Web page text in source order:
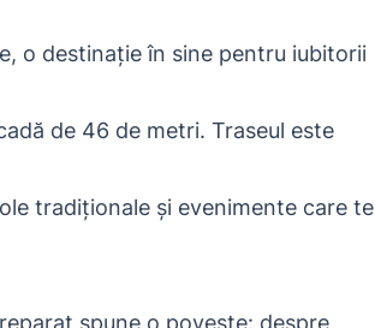
o destinație în sine pentru iubitorii
de 46 de metri. Traseul este
tradiționale și evenimente care te
spune o poveste: despre